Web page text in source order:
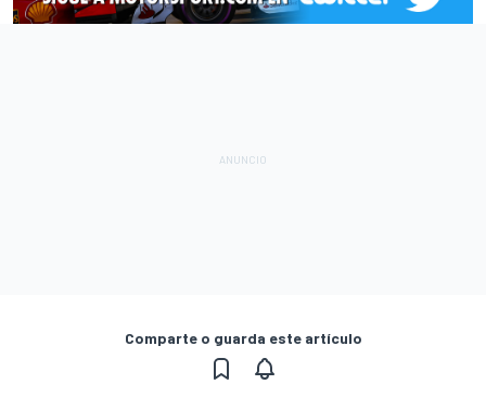
Comparte o guarda este artículo